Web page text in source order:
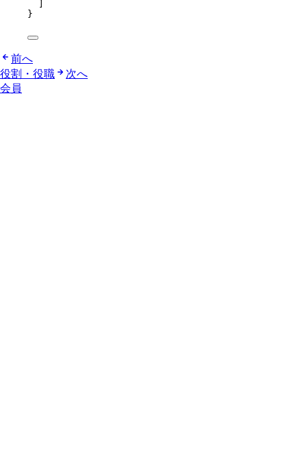
}
前へ
役割・役職
次へ
会員